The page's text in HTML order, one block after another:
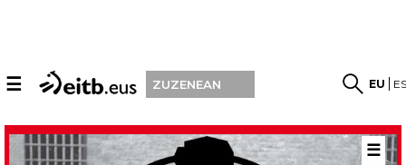
☰ ZUZENEAN EU
☰